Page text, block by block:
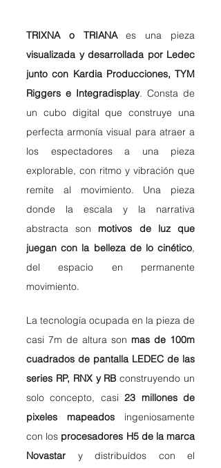
TRIXNA o TRIANA
visualizada y desarrollada por Ledec
junto con Kardia Producciones, TYM
Riggers e Integradisplay. Consta de
un cubo digital que construye una
perfecta armonía visual para atraer a
los espectadores a una pieza
explorable, con ritmo y vibración que
remite al movimiento. Una pieza
donde la escala y la narrativa
abstracta son motivos de luz que
juegan con la belleza de lo cinético,
del espacio en permanente
movimiento.
La tecnología ocupada en la pieza de
casi 7m de altura son mas de 100m
cuadrados de pantalla LEDEC de las
series RP, RNX y RB construyendo un
solo concepto, casi 23 millones de
pixeles mapeados ingeniosamente
con los procesadores H5 de la marca
Novastar